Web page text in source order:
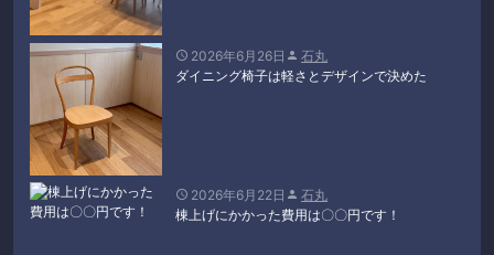
 2026年6月26日  石丸
ダイニング椅子は軽さとデザインで決めた
 2026年6月22日  石丸
棟上げにかかった費用は〇〇円です！